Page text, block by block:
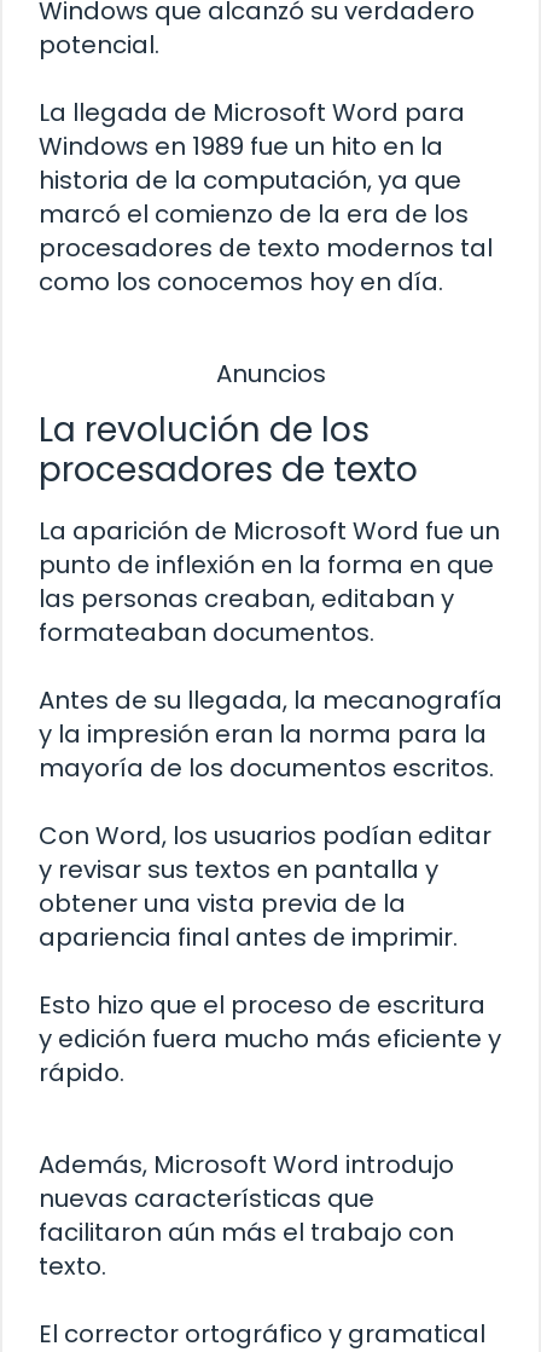
Windows que alcanzó su verdadero
potencial.
La llegada de Microsoft Word para
Windows en 1989 fue un hito en la
historia de la computación, ya que
marcó el comienzo de la era de los
procesadores de texto modernos tal
como los conocemos hoy en día.
Anuncios
La revolución de los
procesadores de texto
La aparición de Microsoft Word fue un
punto de inflexión en la forma en que
las personas creaban, editaban y
formateaban documentos.
Antes de su llegada, la mecanografía
y la impresión eran la norma para la
mayoría de los documentos escritos.
Con Word, los usuarios podían editar
y revisar sus textos en pantalla y
obtener una vista previa de la
apariencia final antes de imprimir.
Esto hizo que el proceso de escritura
y edición fuera mucho más eficiente y
rápido.
Además, Microsoft Word introdujo
nuevas características que
facilitaron aún más el trabajo con
texto.
El corrector ortográfico y gramatical